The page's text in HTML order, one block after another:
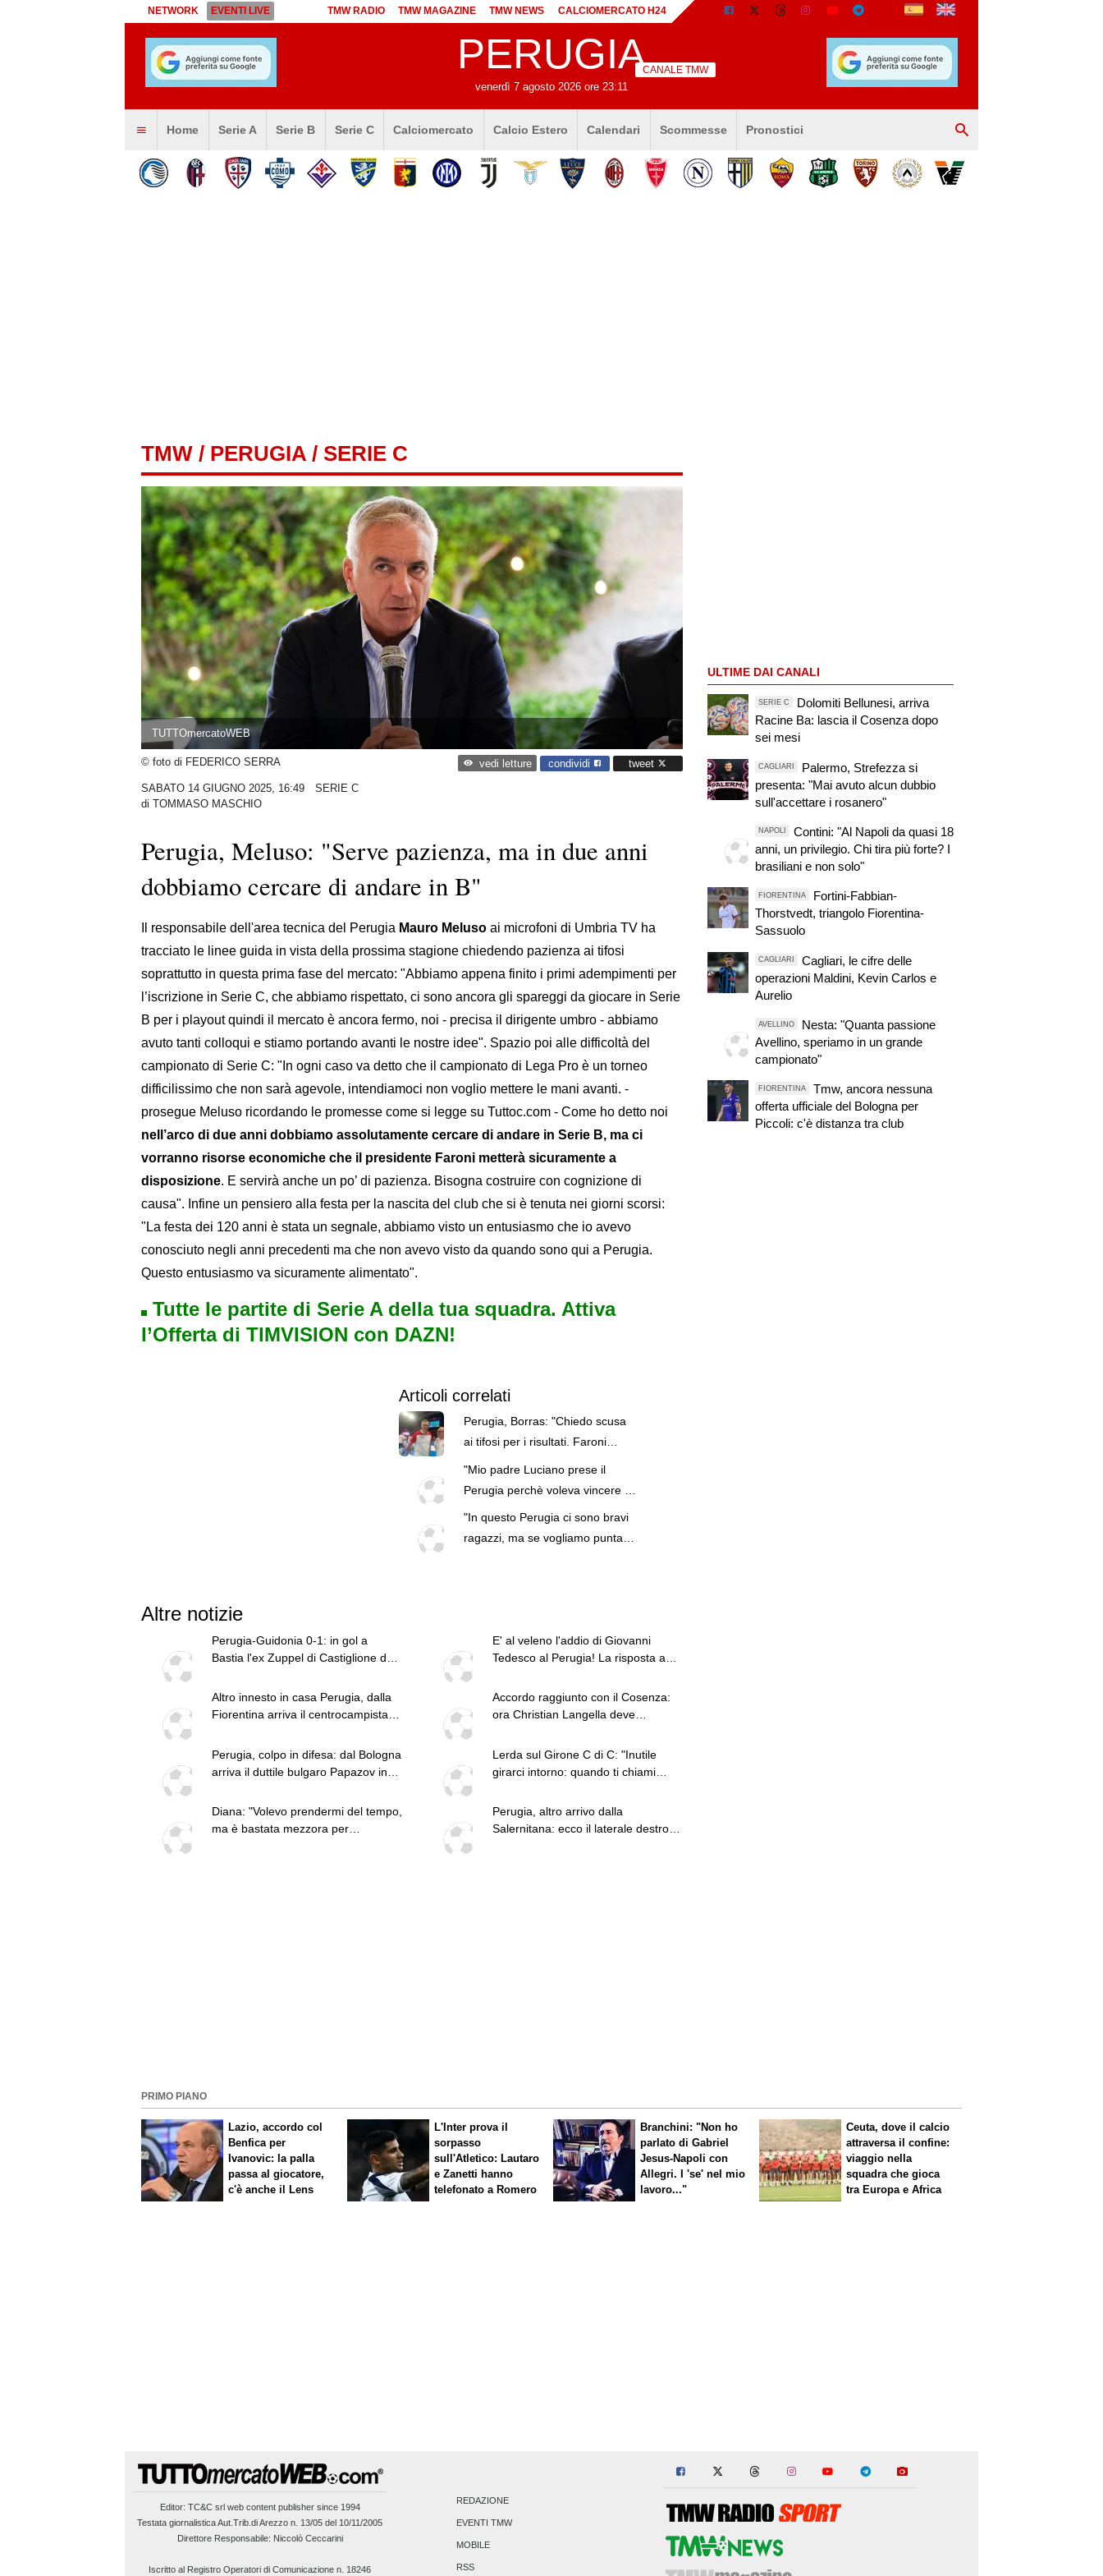
NETWORK EVENTI LIVE TMW RADIO TMW MAGAZINE TMW NEWS CALCIOMERCATO H24
PERUGIA
venerdì 7 agosto 2026 ore 23:11
CANALE TMW
Home Serie A Serie B Serie C Calciomercato Calcio Estero Calendari Scommesse Pronostici
TMW / PERUGIA / SERIE C
TUTTOmercatoWEB
© foto di FEDERICO SERRA vedi letture condividi tweet
SABATO 14 GIUGNO 2025, 16:49
SERIE C
di TOMMASO MASCHIO
Perugia, Meluso: "Serve pazienza, ma in due anni
dobbiamo cercare di andare in B"
Il responsabile dell'area tecnica del Perugia Mauro Meluso ai microfoni di Umbria TV ha
tracciato le linee guida in vista della prossima stagione chiedendo pazienza ai tifosi
soprattutto in questa prima fase del mercato: "Abbiamo appena finito i primi adempimenti per
l’iscrizione in Serie C, che abbiamo rispettato, ci sono ancora gli spareggi da giocare in Serie
B per i playout quindi il mercato è ancora fermo, noi - precisa il dirigente umbro - abbiamo
avuto tanti colloqui e stiamo portando avanti le nostre idee". Spazio poi alle difficoltà del
campionato di Serie C: "In ogni caso va detto che il campionato di Lega Pro è un torneo
difficilissimo che non sarà agevole, intendiamoci non voglio mettere le mani avanti. -
prosegue Meluso ricordando le promesse come si legge su Tuttoc.com - Come ho detto noi
nell’arco di due anni dobbiamo assolutamente cercare di andare in Serie B, ma ci
vorranno risorse economiche che il presidente Faroni metterà sicuramente a
disposizione. E servirà anche un po’ di pazienza. Bisogna costruire con cognizione di
causa". Infine un pensiero alla festa per la nascita del club che si è tenuta nei giorni scorsi:
"La festa dei 120 anni è stata un segnale, abbiamo visto un entusiasmo che io avevo
conosciuto negli anni precedenti ma che non avevo visto da quando sono qui a Perugia.
Questo entusiasmo va sicuramente alimentato".
Tutte le partite di Serie A della tua squadra. Attiva
l’Offerta di TIMVISION con DAZN!
Articoli correlati
Perugia, Borras: "Chiedo scusa
ai tifosi per i risultati. Faroni
"Mio padre Luciano prese il
Perugia perchè voleva vincere ed
oggi io sono qui con lo stesso
spirito": Alessandro Gaucci invita
"In questo Perugia ci sono bravi
ragazzi, ma se vogliamo puntare
Altre notizie
Perugia-Guidonia 0-1: in gol a
Bastia l'ex Zuppel di Castiglione del
E' al veleno l'addio di Giovanni
Tedesco al Perugia! La risposta ad
Altro innesto in casa Perugia, dalla
Fiorentina arriva il centrocampista
Accordo raggiunto con il Cosenza:
ora Christian Langella deve
Perugia
Perugia, colpo in difesa: dal Bologna
arriva il duttile bulgaro Papazov in
Lerda sul Girone C di C: "Inutile
girarci intorno: quando ti chiami
Diana: "Volevo prendermi del tempo,
ma è bastata mezzora per
Perugia, altro arrivo dalla
Salernitana: ecco il laterale destro
ULTIME DAI CANALI
SERIE C
Dolomiti Bellunesi, arriva
Racine Ba: lascia il Cosenza dopo
sei mesi
CAGLIARI
Palermo, Strefezza si
presenta: "Mai avuto alcun dubbio
sull'accettare i rosanero"
NAPOLI
Contini: "Al Napoli da quasi 18
anni, un privilegio. Chi tira più forte? I
brasiliani e non solo"
FIORENTINA
Fortini-Fabbian-
Thorstvedt, triangolo Fiorentina-
Sassuolo
CAGLIARI
Cagliari, le cifre delle
operazioni Maldini, Kevin Carlos e
Aurelio
AVELLINO
Nesta: "Quanta passione
Avellino, speriamo in un grande
campionato"
FIORENTINA
Tmw, ancora nessuna
offerta ufficiale del Bologna per
Piccoli: c'è distanza tra club
PRIMO PIANO
Lazio, accordo col
Benfica per
Ivanovic: la palla
passa al giocatore,
c'è anche il Lens
L'Inter prova il
sorpasso
sull'Atletico: Lautaro
e Zanetti hanno
telefonato a Romero
Branchini: "Non ho
parlato di Gabriel
Jesus-Napoli con
Allegri. I 'se' nel mio
lavoro..."
Ceuta, dove il calcio
attraversa il confine:
viaggio nella
squadra che gioca
tra Europa e Africa
Editor: TC&C srlweb content publisher since 1994
Testata giornalistica Aut.Trib.di Arezzo n. 13/05 del 10/11/2005
Direttore Responsabile: Niccolò Ceccarini
Iscritto al Registro Operatori di Comunicazione n. 18246
REDAZIONE
EVENTI TMW
MOBILE
RSS